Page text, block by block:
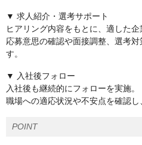
▼ 求人紹介・選考サポート
ヒアリング内容をもとに、適した企
応募意思の確認や面接調整、選考
す。
▼ 入社後フォロー
入社後も継続的にフォローを実施。
職場への適応状況や不安点を確認し
POINT